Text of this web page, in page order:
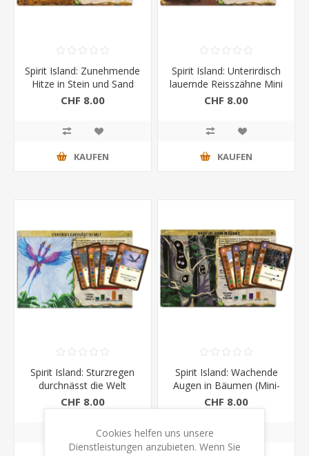
Spirit Island: Zunehmende
Hitze in Stein und Sand
Mini Erw.
CHF 8.00
KAUFEN
Spirit Island: Unterirdisch
lauernde Reisszähne Mini
Erw.
CHF 8.00
KAUFEN
Spirit Island: Sturzregen
durchnässt die Welt
CHF 8.00
Spirit Island: Wachende
Augen in Bäumen (Mini-
Eweiterung)
CHF 8.00
Cookies helfen uns unsere
Dienstleistungen anzubieten. Wenn Sie